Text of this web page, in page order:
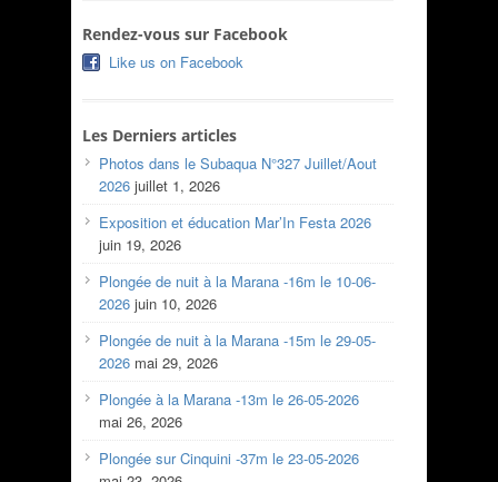
Rendez-vous sur Facebook
Like us on Facebook
Les Derniers articles
Photos dans le Subaqua N°327 Juillet/Aout
2026 juillet 1, 2026
Exposition et éducation Mar’In Festa 2026
juin 19, 2026
Plongée de nuit à la Marana -16m le 10-06-
2026 juin 10, 2026
Plongée de nuit à la Marana -15m le 29-05-
2026 mai 29, 2026
Plongée à la Marana -13m le 26-05-2026
mai 26, 2026
Plongée sur Cinquini -37m le 23-05-2026